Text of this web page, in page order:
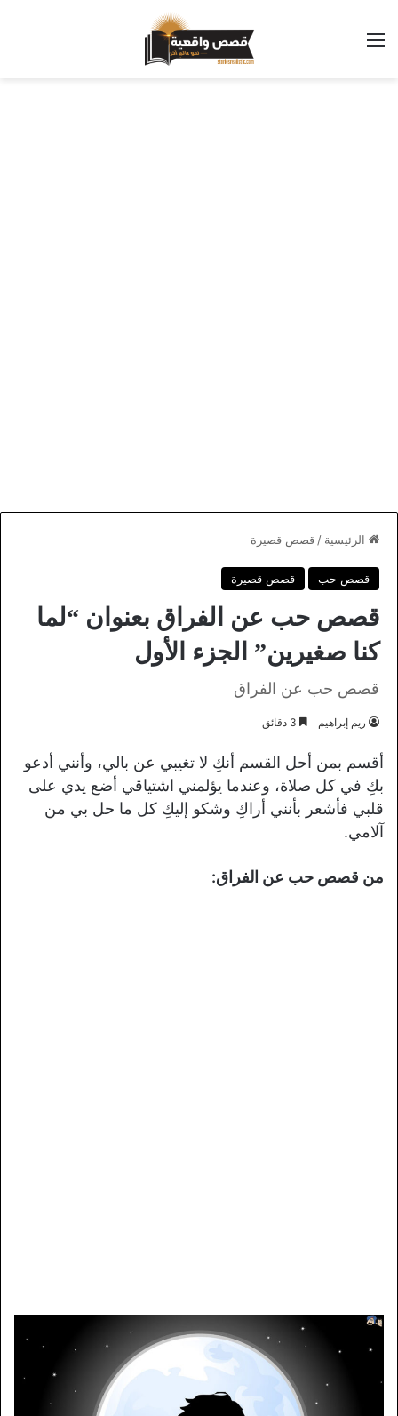
القائمة
الرئيسية / قصص قصيرة
قصص حب قصص قصيرة
قصص حب عن الفراق بعنوان “لما
كنا صغيرين” الجزء الأول
قصص حب عن الفراق
ريم إبراهيم
أقسم بمن أحل القسم أنكِ لا تغيبي عن بالي، وأنني أدعو
بكِ في كل صلاة، وعندما يؤلمني اشتياقي أضع يدي على
قلبي فأشعر بأنني أراكِ وشكو إليكِ كل ما حل بي من
آلامي.
من قصص حب عن الفراق: